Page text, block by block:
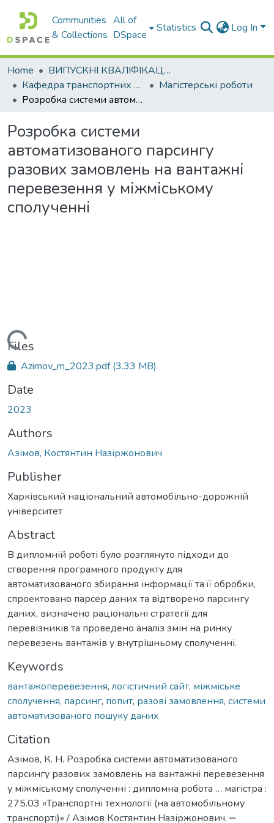
Communities
& Collections
All of
DSpace
Statistics Log In
Home
ВИПУСКНІ КВАЛІФІКАЦІЙНІ РОБОТИ
Кафедра транспортних систем і логістики
Магістерські роботи
Розробка системи автоматизованого парсингу разових замовлень на вантажні перевезення у міжміському сполученні
Розробка системи
автоматизованого парсингу
разових замовлень на вантажні
перевезення у міжміському
сполученні
Loading...
Files
Azimov_m_2023.pdf(3.33 MB)
Date
2023
Authors
Азімов, Костянтин Назіржонович
Publisher
Харківський національний автомобільно-дорожній
університет
Abstract
В дипломній роботі було розглянуто підходи до
створення програмного продукту для
автоматизованого збирання інформації та її обробки,
спроектовано парсер даних та відтворено парсингу
даних, визначено раціональні стратегії для
перевізників та проведено аналіз змін на ринку
перевезень вантажів у внутрішньому сполученні.
Keywords
вантажоперевезення, логістичний сайт, міжміське
сполучення, парсинг, попит, разові замовлення, системи
автоматизованого пошуку даних
Citation
Азімов, К. Н. Розробка системи автоматизованого
парсингу разових замовлень на вантажні перевезення
у міжміському сполученні : дипломна робота … магістра :
275.03 «Транспортні технології (на автомобільному
транспорті)» / Азімов Костянтин Назіржонович. ‒